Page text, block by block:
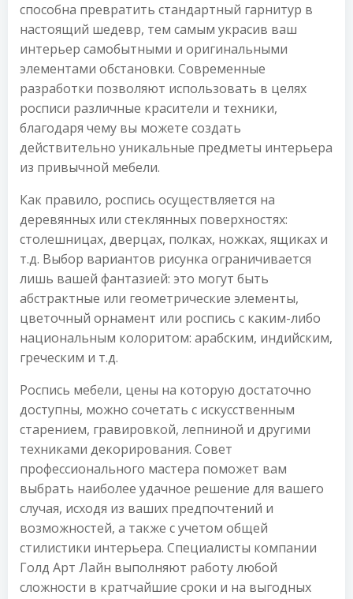
способна превратить стандартный гарнитур в
настоящий шедевр, тем самым украсив ваш
интерьер самобытными и оригинальными
элементами обстановки. Современные
разработки позволяют использовать в целях
росписи различные красители и техники,
благодаря чему вы можете создать
действительно уникальные предметы интерьера
из привычной мебели.
Как правило, роспись осуществляется на
деревянных или стеклянных поверхностях:
столешницах, дверцах, полках, ножках, ящиках и
т.д. Выбор вариантов рисунка ограничивается
лишь вашей фантазией: это могут быть
абстрактные или геометрические элементы,
цветочный орнамент или роспись с каким-либо
национальным колоритом: арабским, индийским,
греческим и т.д.
Роспись мебели, цены на которую достаточно
доступны, можно сочетать с искусственным
старением, гравировкой, лепниной и другими
техниками декорирования. Совет
профессионального мастера поможет вам
выбрать наиболее удачное решение для вашего
случая, исходя из ваших предпочтений и
возможностей, а также с учетом общей
стилистики интерьера. Специалисты компании
Голд Арт Лайн выполняют работу любой
сложности в кратчайшие сроки и на выгодных